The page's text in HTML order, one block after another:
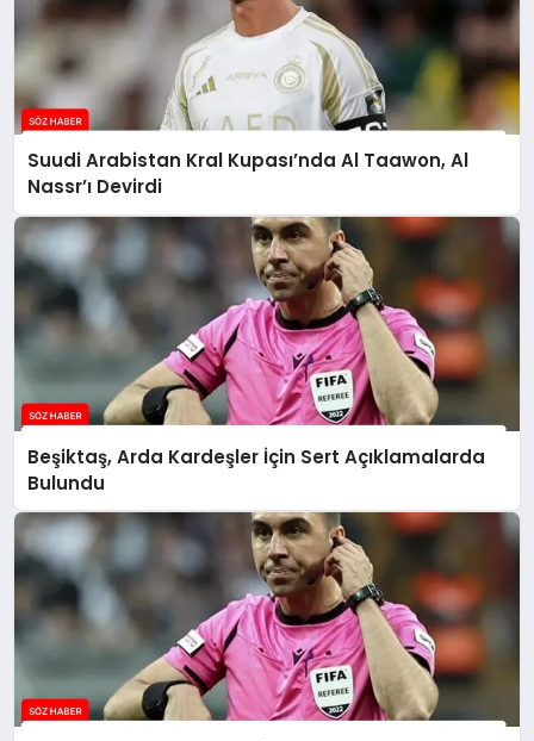
Suudi Arabistan Kral Kupası’nda Al Taawon, Al
Nassr’ı Devirdi
Beşiktaş, Arda Kardeşler İçin Sert Açıklamalarda
Bulundu